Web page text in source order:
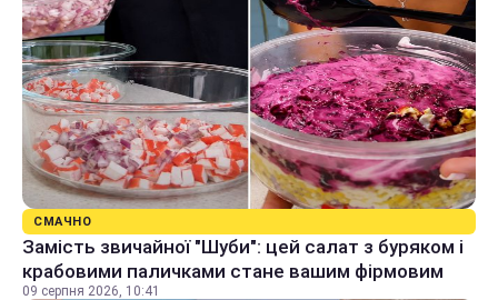
СМАЧНО
Замість звичайної "Шуби": цей салат з буряком і
крабовими паличками стане вашим фірмовим
09 серпня 2026, 10:41